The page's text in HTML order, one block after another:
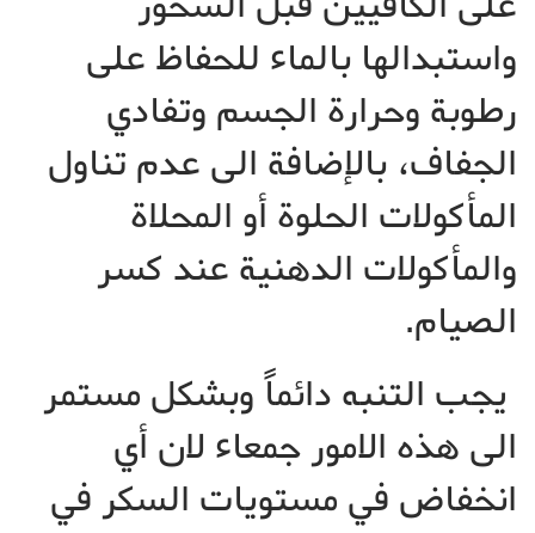
واستبدالها بالماء للحفاظ على
رطوبة وحرارة الجسم وتفادي
الجفاف، بالإضافة الى عدم تناول
المأكولات الحلوة أو المحلاة
والمأكولات الدهنية عند كسر
الصيام.
يجب التنبه دائماً وبشكل مستمر
الى هذه الامور جمعاء لان أي
انخفاض في مستويات السكر في